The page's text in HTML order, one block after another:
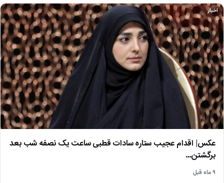
اخبار
عکس| اقدام عجیب ستاره سادات قطبی ساعت یک نصفه شب بعد
برگشتن…
۹ ماه قبل